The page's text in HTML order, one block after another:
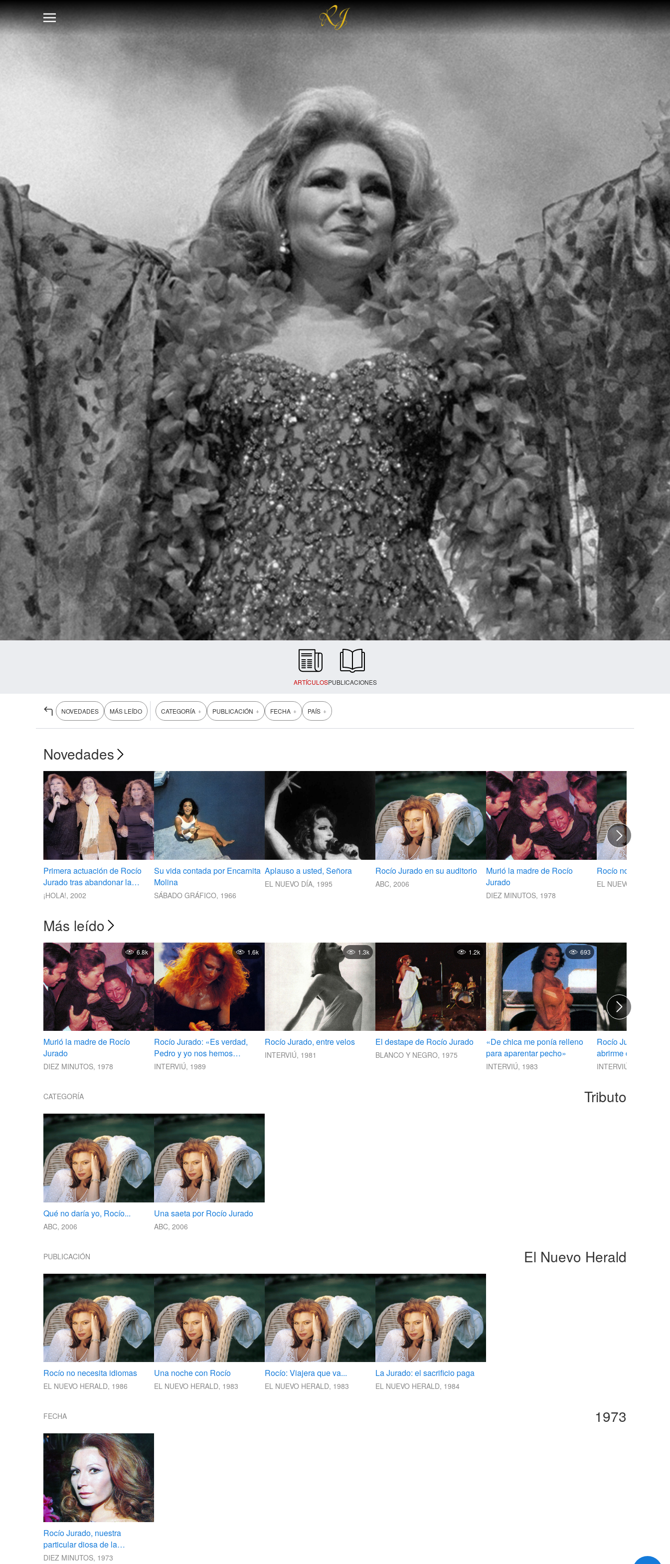
ARTÍCULOSPUBLICACIONES
NOVEDADES MÁS LEÍDO CATEGORÍA + PUBLICACIÓN + FECHA + PAÍS +
Novedades
Primera actuación de Rocío
Jurado tras abandonar la
clínica en la que estuvo
¡HOLA!, 2002
Su vida contada por Encarnita
Molina
SÁBADO GRÁFICO, 1966
Aplauso a usted, Señora
EL NUEVO DÍA, 1995
Rocío Jurado en su auditorio
ABC, 2006
Murió la madre de Rocío
Jurado
DIEZ MINUTOS, 1978
Rocío no necesita
EL NUEVO HERALD,
Más leído
6.8k
Murió la madre de Rocío
Jurado
DIEZ MINUTOS, 1978
1.6k
Rocío Jurado: «Es verdad,
Pedro y yo nos hemos
separado»
INTERVIÚ, 1989
1.3k
Rocío Jurado, entre velos
INTERVIÚ, 1981
1.2k
El destape de Rocío Jurado
BLANCO Y NEGRO, 1975
693
«De chica me ponía relleno
para aparentar pecho»
INTERVIÚ, 1983
Rocío Jurado: «No
abrirme de piernas».
INTERVIÚ, 1978
CATEGORÍA Tributo
Qué no daría yo, Rocío...
ABC, 2006
Una saeta por Rocío Jurado
ABC, 2006
PUBLICACIÓN El Nuevo Herald
Rocío no necesita idiomas
EL NUEVO HERALD, 1986
Una noche con Rocío
EL NUEVO HERALD, 1983
Rocío: Viajera que va...
EL NUEVO HERALD, 1983
La Jurado: el sacrificio paga
EL NUEVO HERALD, 1984
FECHA 1973
Rocío Jurado, nuestra
particular diosa de la
primavera
DIEZ MINUTOS, 1973